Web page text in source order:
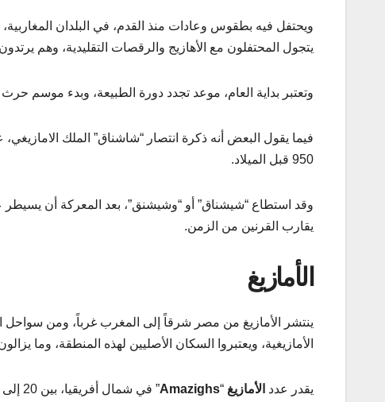
ويحتفل فيه بطقوس وعادات منذ القدم، في البلدان
يتجول المحتفلون مع الأهازيج والرقصات التقليدية، وهم يرتدون
وتعتبر بداية العام، موعد تجدد دورة الطبيعة، وبدء موسم
فيما يقول البعض أنه ذكرة انتصار “شاشناق” الملك
950 قبل الميلاد.
وقد استطاع “شيشناق” أو “وشيشنق”، بعد المعركة أن
يقارب القرنين من الزمن.
الأمازيغ
ينتشر الأمازيغ من مصر شرقاً إلى المغرب غرباً، ومن سواحل
الأمازيغية، ويعتبروا السكان الأصليين لهذه المنطقة، وما
يقدر عدد الأمازيغ “
Amazighs